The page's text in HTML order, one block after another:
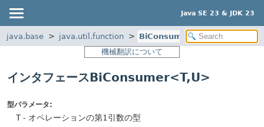
Java SE 23 & JDK 23
java.base java.util.function
BiConsumer
機械翻訳について
インタフェースBiConsumer<T,U>
型パラメータ:
T - オペレーションの第1引数の型